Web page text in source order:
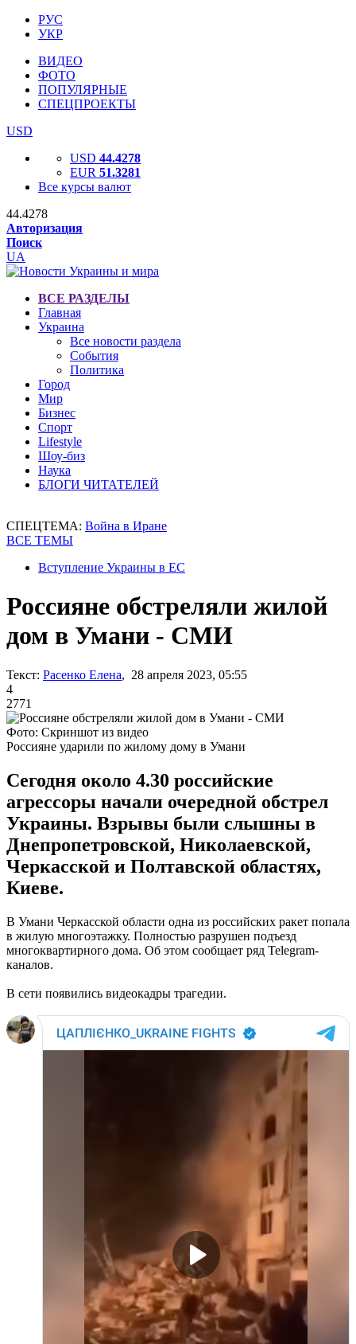
РУС
УКР
ВИДЕО
ФОТО
ПОПУЛЯРНЫЕ
СПЕЦПРОЕКТЫ
USD
USD 44.4278
EUR 51.3281
Все курсы валют
44.4278
Авторизация
Поиск
UA
ВСЕ РАЗДЕЛЫ
Главная
Украина
Все новости раздела
События
Политика
Город
Мир
Бизнес
Спорт
Lifestyle
Шоу-биз
Наука
БЛОГИ ЧИТАТЕЛЕЙ
СПЕЦТЕМА: Война в Иране
ВСЕ ТЕМЫ
Вступление Украины в ЕС
Россияне обстреляли жилой
дом в Умани - СМИ
Текст: Расенко Елена, 28 апреля 2023, 05:55
4
2771
Фото: Скриншот из видео
Россияне ударили по жилому дому в Умани
Сегодня около 4.30 российские
агрессоры начали очередной обстрел
Украины. Взрывы были слышны в
Днепропетровской, Николаевской,
Черкасской и Полтавской областях,
Киеве.
В Умани Черкасской области одна из российских ракет попала
в жилую многоэтажку. Полностью разрушен подъезд
многоквартирного дома. Об этом сообщает ряд Telegram-
каналов.
В сети появились видеокадры трагедии.